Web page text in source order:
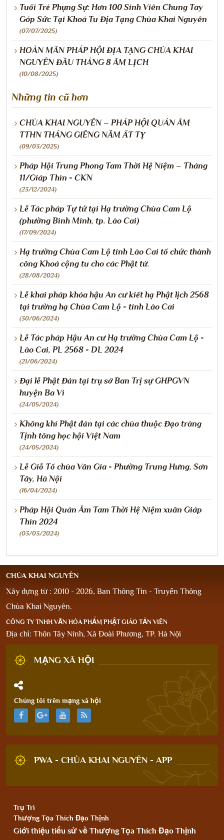
Tuổi Trẻ Phụng Sự: Hơn 100 Sinh Viên Chung Tay
Góp Sức Tại Khoá Tu Địa Tạng Chùa Khai Nguyên
(07/07/2025)
HOÀN MÃN PHÁP HỘI ĐỊA TẠNG CHÙA KHAI
NGUYÊN ĐẦU THÁNG 8 ÂM LỊCH
(10/08/2025)
Những tin cũ hơn
CHÙA KHAI NGUYÊN – PHÁP HỘI QUÁN ÂM
TTHN THÁNG GIÊNG NĂM ẤT TỴ
(09/03/2025)
Pháp Hội Trung Phong Tam Thời Hệ Niệm – Tháng
11/Giáp Thìn - CKN
(23/12/2024)
Lễ Tác pháp Tự tứ tại Hạ trường Chùa Cam Lộ
(phường Bình Minh, tp. Lào Cai)
(17/09/2024)
Hạ trường Chùa Cam Lộ tỉnh Lào Cai tổ chức thành
công Khoá cộng tu cho các Phật tử.
(28/08/2024)
Lễ khai pháp khóa hậu An cư kiết hạ Phật lịch 2568
tại trường hạ Chùa Cam Lộ - tỉnh Lào Cai
(30/06/2024)
Lễ Tác pháp Hậu An cư Hạ trường Chùa Cam Lộ -
Lào Cai, PL 2568 - DL 2024
(21/06/2024)
Đại lễ Phật Đản tại trụ sở Ban Trị sự GHPGVN
huyện Ba Vì
(24/05/2024)
Không khí Phật đản tại các chùa thuộc Đạo tràng
Tịnh tông học hội Việt Nam
(24/05/2024)
Lễ Giỗ Tổ chùa Vân Gia - Phường Trung Hưng, Sơn
Tây, Hà Nội
(16/04/2024)
Pháp Hội Quán Âm Tam Thời Hệ Niệm xuân Giáp
Thìn 2024
(03/03/2024)
CHÙA KHAI NGUYÊN
Xây dựng từ : 2010 - 2026, Ban Thông Tin - Truyền Thông
Chùa Khai Nguyên.
CÔNG TY TNHH VĂN HÓA PHẨM PHẬT GIÁO TẢN VIÊN
Địa chỉ: Thôn Tây Ninh, Xã Đoài Phương, TP. Hà Nội
MẠNG XÃ HỘI
Chúng tôi trên mạng xã hội
PWA - CHÙA KHAI NGUYÊN - APP
Trụ Trì
Thượng Tọa Thích Đạo Thịnh
Giới thiệu tiểu sử về Thượng Tọa Thích Đạo Thịnh